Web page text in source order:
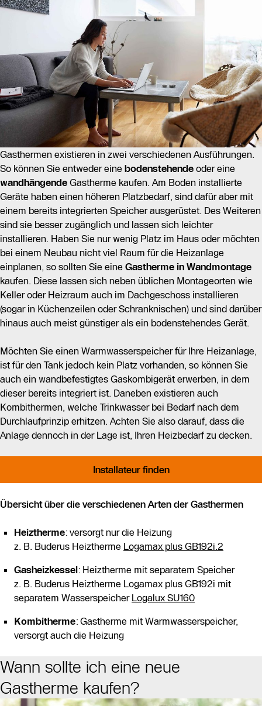
Gasthermen existieren in zwei verschiedenen Ausführungen.
So können Sie entweder eine bodenstehende oder eine
wandhängende Gastherme kaufen. Am Boden installierte
Geräte haben einen höheren Platzbedarf, sind dafür aber mit
einem bereits integrierten Speicher ausgerüstet. Des Weiteren
sind sie besser zugänglich und lassen sich leichter
installieren. Haben Sie nur wenig Platz im Haus oder möchten
bei einem Neubau nicht viel Raum für die Heizanlage
einplanen, so sollten Sie eine Gastherme in Wandmontage
kaufen. Diese lassen sich neben üblichen Montageorten wie
Keller oder Heizraum auch im Dachgeschoss installieren
(sogar in Küchenzeilen oder Schranknischen) und sind darüber
hinaus auch meist günstiger als ein bodenstehendes Gerät.
Möchten Sie einen Warmwasserspeicher für Ihre Heizanlage,
ist für den Tank jedoch kein Platz vorhanden, so können Sie
auch ein wandbefestigtes Gaskombigerät erwerben, in dem
dieser bereits integriert ist. Daneben existieren auch
Kombithermen, welche Trinkwasser bei Bedarf nach dem
Durchlaufprinzip erhitzen. Achten Sie also darauf, dass die
Anlage dennoch in der Lage ist, Ihren Heizbedarf zu decken.
Installateur finden
Übersicht über die verschiedenen Arten der Gasthermen
Heiztherme: versorgt nur die Heizung
z. B. Buderus Heiztherme Logamax plus GB192i.2
Gasheizkessel: Heiztherme mit separatem Speicher
z. B. Buderus Heiztherme Logamax plus GB192i mit
separatem Wasserspeicher Logalux SU160
Kombitherme: Gastherme mit Warmwasserspeicher,
versorgt auch die Heizung
Wann sollte ich eine neue
Gastherme kaufen?